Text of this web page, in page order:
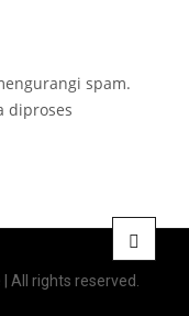
spam.
diproses
| All rights reserved.